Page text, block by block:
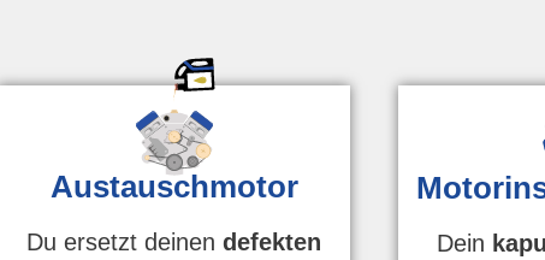
Austauschmotor
Du ersetzt deinendefekten
Dein